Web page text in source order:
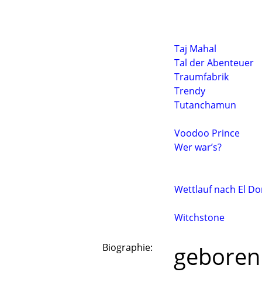
Taj Mahal
Tal der Abenteuer
Traumfabrik
Trendy
Tutanchamun
Voodoo Prince
Wer war’s?
Wettlauf nach El
Witchstone
Biographie: